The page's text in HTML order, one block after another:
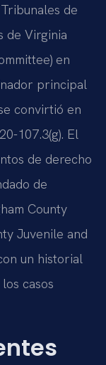
de
de Virginia
en
principal
convirtió en
107.3(g). El
de derecho
de
County
Juvenile and
un historial
casos